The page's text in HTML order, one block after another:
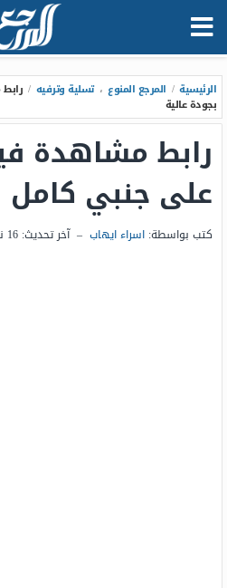
الرئيسية / المرجع المنوع ، تسلية وترفيه /
بجودة عالية
رابط مشاهدة
على جنبي كامل
كتب بواسطة: اسراء ايهاب – آخر تحديث: 16 نوفمبر 2025 - 4:00م